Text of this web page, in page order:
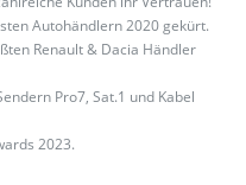
Autohändlern 2020 gekürt.
Renault & Dacia Händler
Pro7, Sat.1 und Kabel
2023.